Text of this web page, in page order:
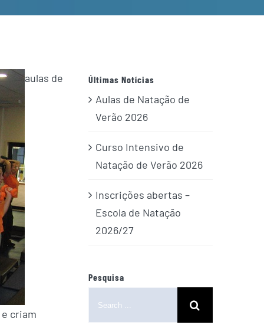
aulas de
criam
Últimas Notícias
Aulas de Natação de
Verão 2026
Curso Intensivo de
Natação de Verão 2026
Inscrições abertas –
Escola de Natação
2026/27
Pesquisa